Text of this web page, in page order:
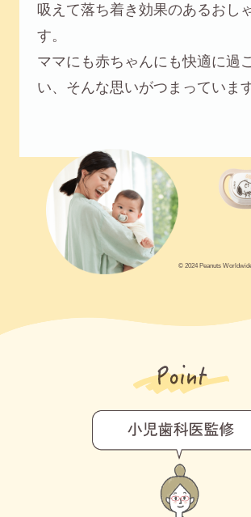
吸えて落ち着き効果のあるおし
す。
ママにも⾚ちゃんにも快適に過
い、そんな思いがつまっています
© 2024 Peanuts